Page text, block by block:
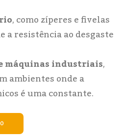
, como zíperes e fivelas
a resistência ao desgaste
máquinas industriais,
ambientes onde a
é uma constante.